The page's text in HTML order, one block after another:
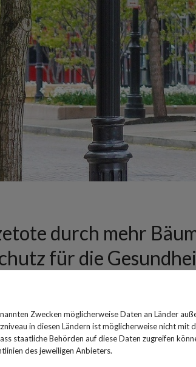
durch mehr
für die
die Temperaturen weltweit gestiegen.
Gebiete, was zu einer Zunahme
die zunehmende Urbanisierung
und natürliche Lösung, die Städte
Zwecken möglicherweise Daten an Länder
in diesen Ländern ist möglicherweise nicht mit
staatliche Behörden auf diese Daten zugreifen
des jeweiligen Anbieters.